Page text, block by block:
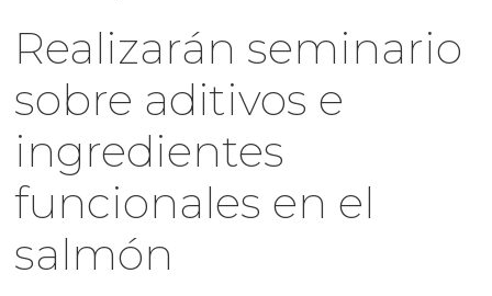
Realizarán seminario
sobre aditivos e
ingredientes
funcionales en el
salmón